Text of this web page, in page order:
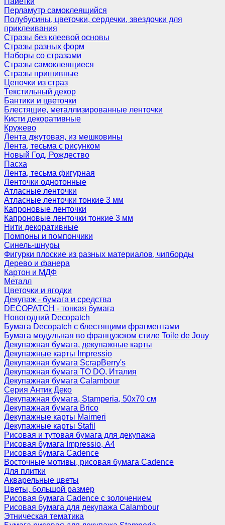
Перламутр самоклеящийся
Полубусины, цветочки, сердечки, звездочки для
приклеивания
Стразы без клеевой основы
Стразы разных форм
Наборы со стразами
Стразы самоклеящиеся
Стразы пришивные
Цепочки из страз
Текстильный декор
Бантики и цветочки
Блестящие, металлизированные ленточки
Кисти декоративные
Кружево
Лента джутовая, из мешковины
Лента, тесьма с рисунком
Новый Год, Рождество
Пасха
Лента, тесьма фигурная
Ленточки однотонные
Атласные ленточки
Атласные ленточки тонкие 3 мм
Капроновые ленточки
Капроновые ленточки тонкие 3 мм
Нити декоративные
Помпоны и помпончики
Синель-шнуры
Фигурки плоские из разных материалов, чипборды
Дерево и фанера
Картон и МДФ
Металл
Цветочки и ягодки
Декупаж - бумага и средства
DECOPATCH - тонкая бумага
Новогодний Decopatch
Бумага Decopatch с блестящими фрагментами
Бумага модульная во французском стиле Toile de Jouy
Декупажная бумага, декупажные карты
Декупажные карты Impressio
Декупажная бумага ScrapBerry's
Декупажная бумага TO DO, Италия
Декупажная бумага Calambour
Серия Антик Деко
Декупажная бумага, Stamperia, 50х70 см
Декупажная бумага Brico
Декупажные карты Maimeri
Декупажные карты Stafil
Рисовая и тутовая бумага для декупажа
Рисовая бумага Impressio, А4
Рисовая бумага Cadence
Восточные мотивы, рисовая бумага Cadence
Для плитки
Акварельные цветы
Цветы, большой размер
Рисовая бумага Cadence c золочением
Рисовая бумага для декупажа Calambour
Этническая тематика